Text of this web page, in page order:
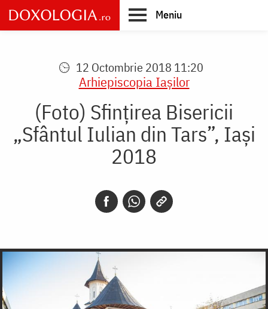
Skip
to
main
Meniu
12 Octombrie 2018 11:20
Arhiepiscopia Iaşilor
(Foto) Sfințirea Bisericii
„Sfântul Iulian din Tars”, Iași
2018